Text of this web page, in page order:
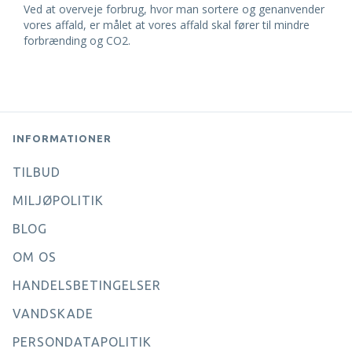
Ved at overveje forbrug, hvor man sortere og genanvender
vores affald, er målet at vores affald skal fører til mindre
forbrænding og CO2.
INFORMATIONER
TILBUD
MILJØPOLITIK
BLOG
OM OS
HANDELSBETINGELSER
VANDSKADE
PERSONDATAPOLITIK